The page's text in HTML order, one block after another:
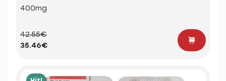
400mg
42.55€
35.46€